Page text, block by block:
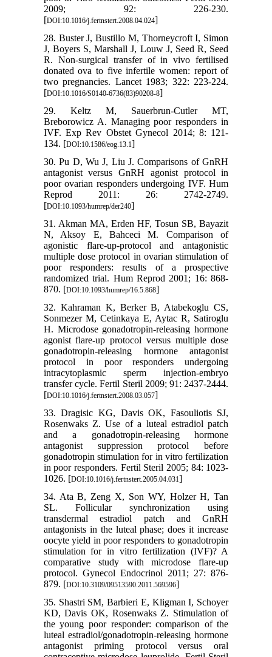
2009; 92: 226-230.
[DOI:10.1016/j.fertnstert.2008.04.024]
28. Buster J, Bustillo M, Thorneycroft I, Simon
J, Boyers S, Marshall J, Louw J, Seed R, Seed
R. Non-surgical transfer of in vivo fertilised
donated ova to five infertile women: report of
two pregnancies. Lancet 1983; 322: 223-224.
[DOI:10.1016/S0140-6736(83)90208-8]
29. Keltz M, Sauerbrun-Cutler MT,
Breborowicz A. Managing poor responders in
IVF. Exp Rev Obstet Gynecol 2014; 8: 121-
134. [DOI:10.1586/eog.13.1]
30. Pu D, Wu J, Liu J. Comparisons of GnRH
antagonist versus GnRH agonist protocol in
poor ovarian responders undergoing IVF. Hum
Reprod 2011: 26: 2742-2749.
[DOI:10.1093/humrep/der240]
31. Akman MA, Erden HF, Tosun SB, Bayazit
N, Aksoy E, Bahceci M. Comparison of
agonistic flare-up-protocol and antagonistic
multiple dose protocol in ovarian stimulation of
poor responders: results of a prospective
randomized trial. Hum Reprod 2001; 16: 868-
870. [DOI:10.1093/humrep/16.5.868]
32. Kahraman K, Berker B, Atabekoglu CS,
Sonmezer M, Cetinkaya E, Aytac R, Satiroglu
H. Microdose gonadotropin-releasing hormone
agonist flare-up protocol versus multiple dose
gonadotropin-releasing hormone antagonist
protocol in poor responders undergoing
intracytoplasmic sperm injection-embryo
transfer cycle. Fertil Steril 2009; 91: 2437-2444.
[DOI:10.1016/j.fertnstert.2008.03.057]
33. Dragisic KG, Davis OK, Fasouliotis SJ,
Rosenwaks Z. Use of a luteal estradiol patch
and a gonadotropin-releasing hormone
antagonist suppression protocol before
gonadotropin stimulation for in vitro fertilization
in poor responders. Fertil Steril 2005; 84: 1023-
1026. [DOI:10.1016/j.fertnstert.2005.04.031]
34. Ata B, Zeng X, Son WY, Holzer H, Tan
SL. Follicular synchronization using
transdermal estradiol patch and GnRH
antagonists in the luteal phase; does it increase
oocyte yield in poor responders to gonadotropin
stimulation for in vitro fertilization (IVF)? A
comparative study with microdose flare-up
protocol. Gynecol Endocrinol 2011; 27: 876-
879. [DOI:10.3109/09513590.2011.569596]
35. Shastri SM, Barbieri E, Kligman I, Schoyer
KD, Davis OK, Rosenwaks Z. Stimulation of
the young poor responder: comparison of the
luteal estradiol/gonadotropin-releasing hormone
antagonist priming protocol versus oral